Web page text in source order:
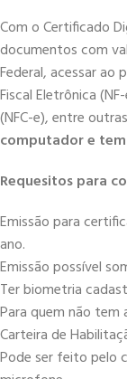
Com o Certificado
documentos com
Federal, acessar ao
Fiscal Eletrônica
(NFC-e), entre
computador e
Requesitos para
Emissão para
ano.
Emissão possível
Ter biometria
Para quem não
Carteira de
Pode ser feito pelo